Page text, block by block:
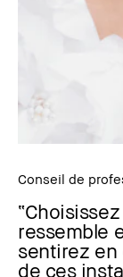
Conseil de
ressemble
sentirez
de ces